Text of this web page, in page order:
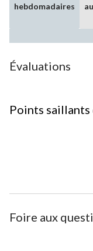
hebdomadaires
Évaluations
Points
Foire aux